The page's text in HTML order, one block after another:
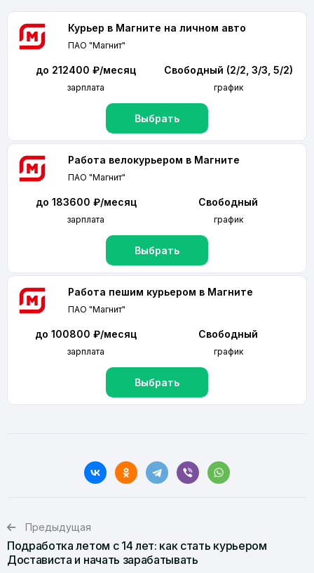
Курьер в Магните на личном авто
ПАО "Магнит"
до 212400 ₽/месяц
зарплата
Свободный (2/2, 3/3, 5/2)
график
Выбрать
Работа велокурьером в Магните
ПАО "Магнит"
до 183600 ₽/месяц
зарплата
Свободный
график
Выбрать
Работа пешим курьером в Магните
ПАО "Магнит"
до 100800 ₽/месяц
зарплата
Свободный
график
Выбрать
Предыдущая
Подработка летом с 14 лет: как стать курьером
Достависта и начать зарабатывать